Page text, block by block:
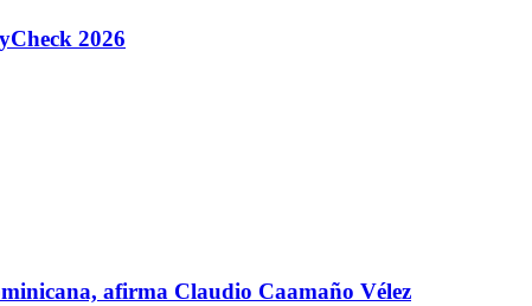
2026
afirma Claudio Caamaño Vélez